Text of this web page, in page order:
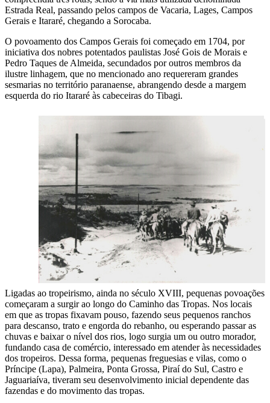
Estrada Real, passando pelos campos de Vacaria, Lages, Campos
Gerais e Itararé, chegando a Sorocaba.
O povoamento dos Campos Gerais foi começado em 1704, por
iniciativa dos nobres potentados paulistas José Gois de Morais e
Pedro Taques de Almeida, secundados por outros membros da
ilustre linhagem, que no mencionado ano requereram grandes
sesmarias no território paranaense, abrangendo desde a margem
esquerda do rio Itararé às cabeceiras do Tibagi.
Ligadas ao tropeirismo, ainda no século XVIII, pequenas povoações
começaram a surgir ao longo do Caminho das Tropas. Nos locais
em que as tropas fixavam pouso, fazendo seus pequenos ranchos
para descanso, trato e engorda do rebanho, ou esperando passar as
chuvas e baixar o nível dos rios, logo surgia um ou outro morador,
fundando casa de comércio, interessado em atender às necessidades
dos tropeiros. Dessa forma, pequenas freguesias e vilas, como o
Príncipe (Lapa), Palmeira, Ponta Grossa, Piraí do Sul, Castro e
Jaguariaíva, tiveram seu desenvolvimento inicial dependente das
fazendas e do movimento das tropas.